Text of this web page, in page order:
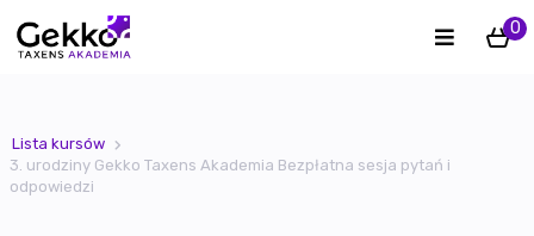
0
Lista kursów
3. urodziny Gekko Taxens Akademia Bezpłatna sesja pytań i
odpowiedzi